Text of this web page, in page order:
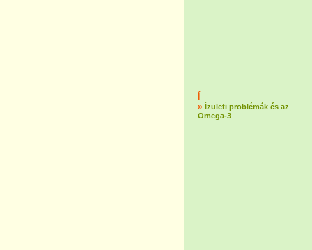
» Ízületi problémák és az
Omega-3